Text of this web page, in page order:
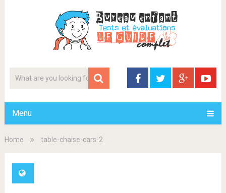
Menu
Home table-chaise-cars-2